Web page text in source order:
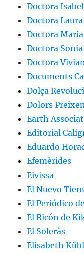
Doctora
Doctora
Doctora Maria
Doctora
Doctora
Documents Ca
Dolça
Dolors
Earth
Editorial
Eduardo
Efemèrides
Eivissa
El Nuevo
El Periódico
El Ricón de
El Soleràs
Elisabeth